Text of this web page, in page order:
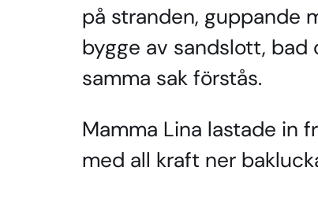
på stranden, guppande
bygge av sandslott, bad
samma sak förstås.
Mamma Lina lastade in
med all kraft ner